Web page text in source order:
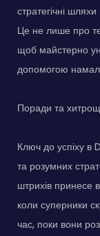
стратегічні
Це не лише про
щоб майстерно
допомогою
Поради та
Ключ до успіху в
та розумних
штрихів принесе
коли суперники
час, поки вони